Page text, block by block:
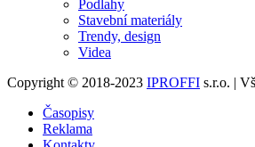
Podlahy
Stavební materiály
Trendy, design
Videa
Copyright © 2018-2023 IPROFFI s.r.o. |
Časopisy
Reklama